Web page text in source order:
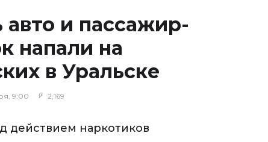
авто и пассажир-
напали на
в Уральске
9:00 2,169
действием наркотиков